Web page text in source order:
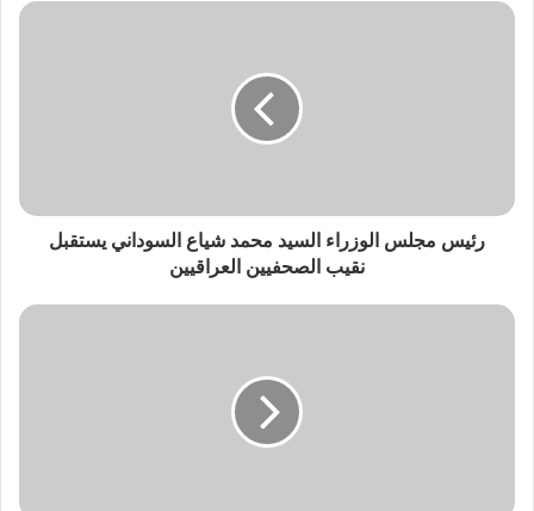
رئيس مجلس الوزراء السيد محمد شياع السوداني يستقبل
نقيب الصحفيين العراقيين